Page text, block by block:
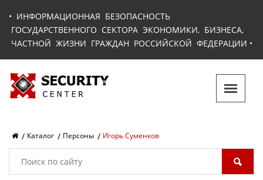
• ИНФОРМАЦИОННАЯ БЕЗОПАСНОСТЬ
ГОСУДАРСТВЕННОГО СЕКТОРА ЭКОНОМИКИ, БИЗНЕСА,
ЧАСТНОЙ ЖИЗНИ ГРАЖДАН РОССИЙСКОЙ ФЕДЕРАЦИИ •
Каталог Персоны Игорь Суменков